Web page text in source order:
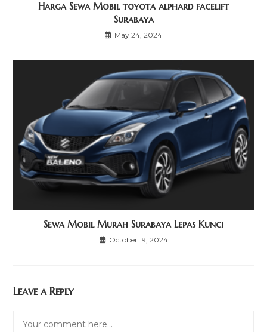
Harga Sewa Mobil toyota alphard facelift
Surabaya
May 24, 2024
Sewa Mobil Murah Surabaya Lepas Kunci
October 19, 2024
Leave a Reply